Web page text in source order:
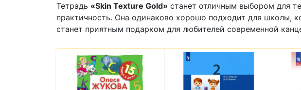
Тетрадь «Skin Texture Gold» станет отличным выбором для
практичность. Она одинаково хорошо подходит для школы,
станет приятным подарком для любителей современной